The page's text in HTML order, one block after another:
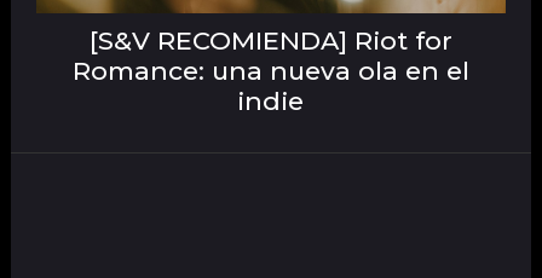
[S&V RECOMIENDA] Riot for
Romance: una nueva ola en el
indie